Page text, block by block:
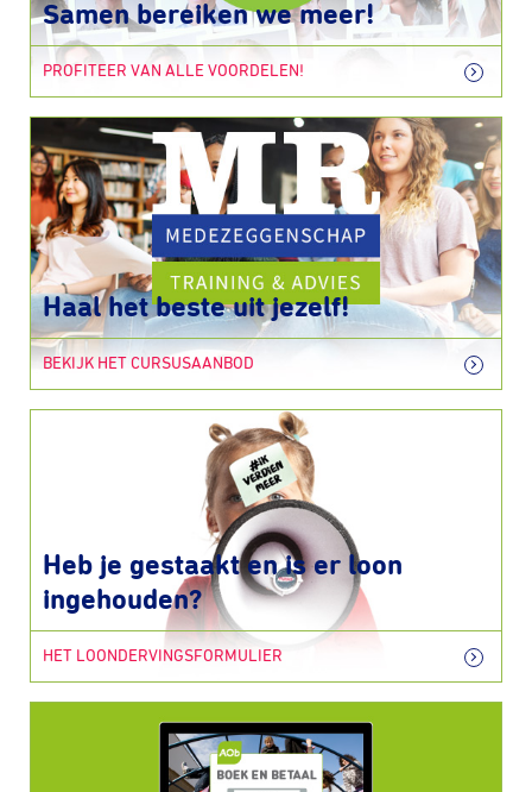
Samen bereiken we meer!
PROFITEER VAN ALLE VOORDELEN!
Haal het beste uit jezelf!
BEKIJK HET CURSUSAANBOD
Heb je gestaakt en is er loon
ingehouden?
HET LOONDERVINGSFORMULIER